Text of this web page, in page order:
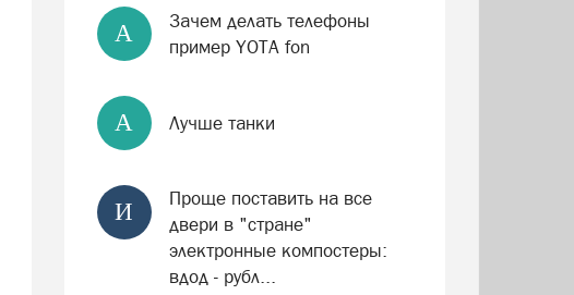
А
Зачем делать телефоны
пример YOTA fon
А Лучше танки
И
Проще поставить на все
двери в "стране"
электронные компостеры:
вдод - рубл...